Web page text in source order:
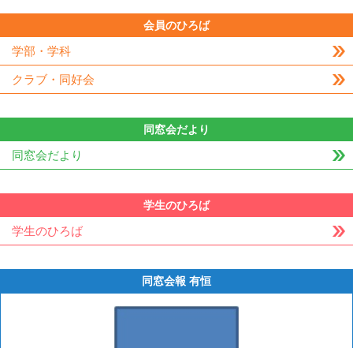
会員のひろば
学部・学科
クラブ・同好会
同窓会だより
同窓会だより
学生のひろば
学生のひろば
同窓会報 有恒